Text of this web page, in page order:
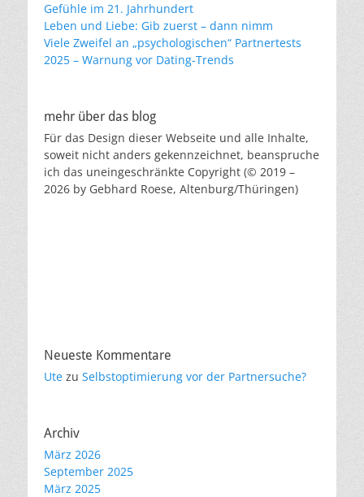
Gefühle im 21. Jahrhundert
Leben und Liebe: Gib zuerst – dann nimm
Viele Zweifel an „psychologischen“ Partnertests
2025 – Warnung vor Dating-Trends
mehr über das blog
Für das Design dieser Webseite und alle Inhalte,
soweit nicht anders gekennzeichnet, beanspruche
ich das uneingeschränkte Copyright (© 2019 –
2026 by Gebhard Roese, Altenburg/Thüringen)
Neueste Kommentare
Ute zu Selbstoptimierung vor der Partnersuche?
Archiv
März 2026
September 2025
März 2025